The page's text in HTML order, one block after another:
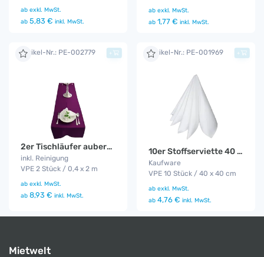
ab exkl. MwSt.
ab 5,83 € inkl. MwSt.
ab exkl. MwSt.
ab 1,77 € inkl. MwSt.
Artikel-Nr.: PE-002779
2er Tischläufer aubergine
inkl. Reinigung
VPE 2 Stück / 0,4 x 2 m
ab exkl. MwSt.
ab 8,93 € inkl. MwSt.
+ Artikel-Nr.: PE-001969
10er Stoffserviette 40 x 40
Kaufware
VPE 10 Stück / 40 x 40 cm
ab exkl. MwSt.
ab 4,76 € inkl. MwSt.
+
Mietwelt